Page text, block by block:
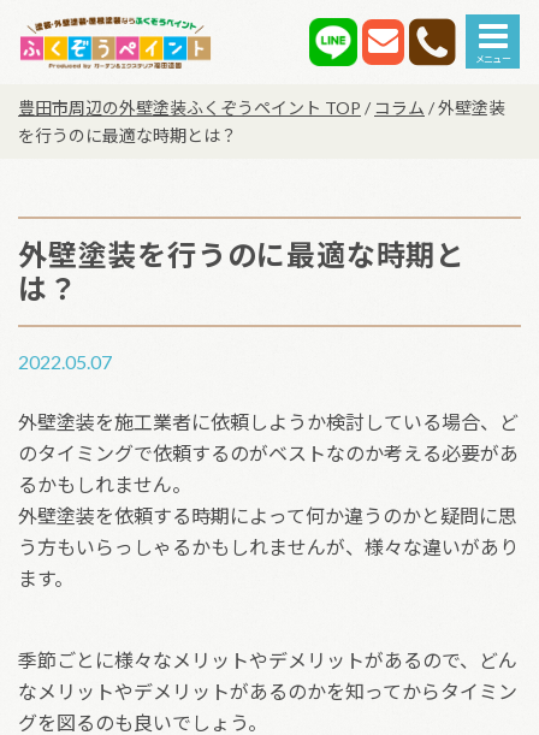
Main Navigation
豊田市周辺の外壁塗装ふくぞうペイント TOP / コラム /外壁塗装
を行うのに最適な時期とは？
外壁塗装を行うのに最適な時期と
は？
2022.05.07
外壁塗装を施工業者に依頼しようか検討している場合、ど
のタイミングで依頼するのがベストなのか考える必要があ
るかもしれません。
外壁塗装を依頼する時期によって何か違うのかと疑問に思
う方もいらっしゃるかもしれませんが、様々な違いがあり
ます。
季節ごとに様々なメリットやデメリットがあるので、どん
なメリットやデメリットがあるのかを知ってからタイミン
グを図るのも良いでしょう。